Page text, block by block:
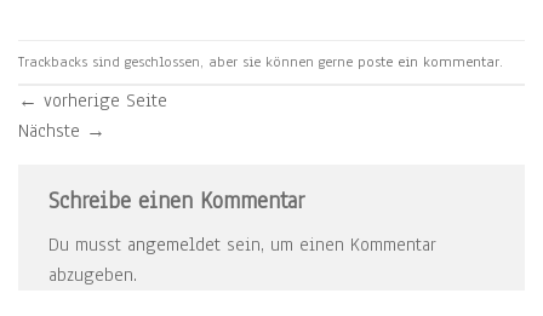
Trackbacks sind geschlossen, aber sie können gerne poste ein kommentar.
← vorherige Seite
Nächste →
Schreibe einen Kommentar
Du musst angemeldet sein, um einen Kommentar
abzugeben.